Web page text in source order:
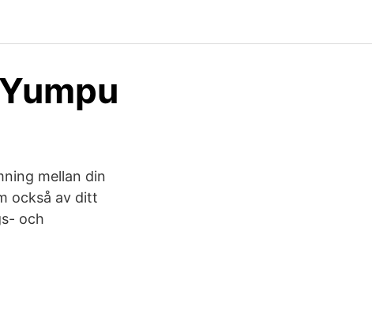
mellan din
också av ditt
och